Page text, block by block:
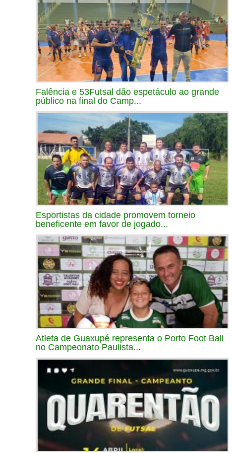
Falência e 53Futsal dão espetáculo ao grande
público na final do Camp...
Esportistas da cidade promovem torneio
beneficente em favor de jogado...
Atleta de Guaxupé representa o Porto Foot Ball
no Campeonato Paulista...